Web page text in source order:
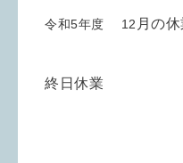
令和5年度 12 月の
終日休業